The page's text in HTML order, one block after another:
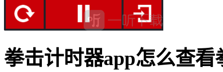
拳击计时器app怎么查看